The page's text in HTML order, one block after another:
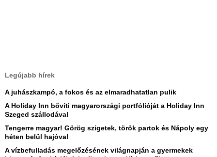
Legújabb hírek
A juhászkampó, a fokos és az elmaradhatatlan pulik
A Holiday Inn bővíti magyarországi portfólióját a Holiday Inn
Szeged szállodával
Tengerre magyar! Görög szigetek, török partok és Nápoly egy
héten belül hajóval
A vízbefulladás megelőzésének világnapján a gyermekek